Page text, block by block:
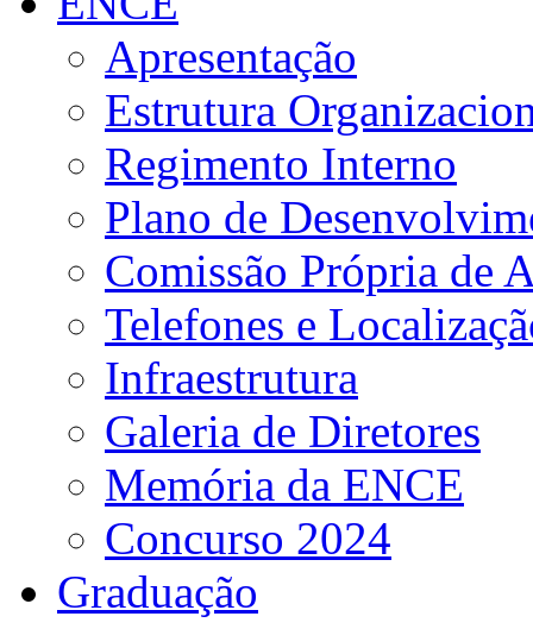
Apresentação
Estrutura
Regimento Interno
Plano de
Comissão Própria de
Telefones e
Infraestrutura
Galeria de Diretores
Memória da ENCE
Concurso 2024
Graduação